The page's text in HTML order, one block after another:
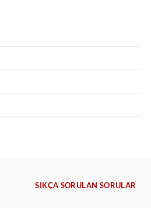
SIKÇA SORULAN SORULAR